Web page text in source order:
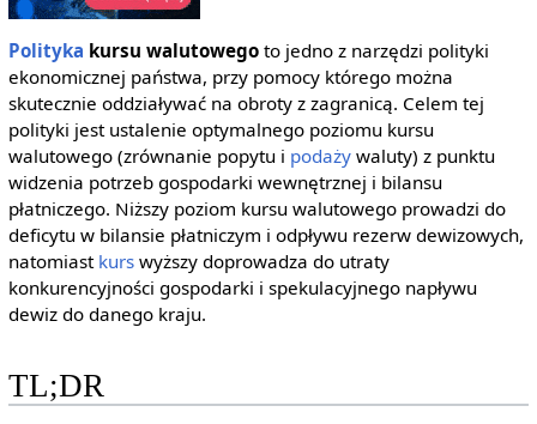
Polityka kursu walutowegoto jedno z narzędzi polityki
ekonomicznej państwa, przy pomocy którego można
skutecznie oddziaływać na obroty z zagranicą. Celem tej
polityki jest ustalenie optymalnego poziomu kursu
walutowego (zrównanie popytu i podażywaluty) z punktu
widzenia potrzeb gospodarki wewnętrznej i bilansu
płatniczego. Niższy poziom kursu walutowego prowadzi do
deficytu w bilansie płatniczym i odpływu rezerw dewizowych,
natomiast kurswyższy doprowadza do utraty
konkurencyjności gospodarki i spekulacyjnego napływu
dewiz do danego kraju.
TL;DR